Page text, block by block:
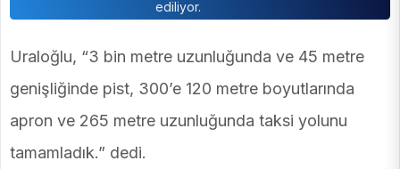
ediliyor.
Uraloğlu, “3 bin metre uzunluğunda ve 45 metre
genişliğinde pist, 300’e 120 metre boyutlarında
apron ve 265 metre uzunluğunda taksi yolunu
tamamladık.” dedi.